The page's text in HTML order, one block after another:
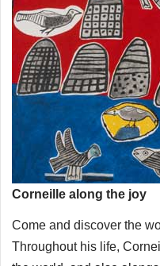
Corneille along the joy
Come and discover the
Throughout his life,